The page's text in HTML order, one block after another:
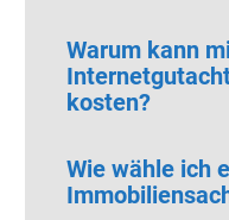
Warum kann
kosten?
Wie wähle ich